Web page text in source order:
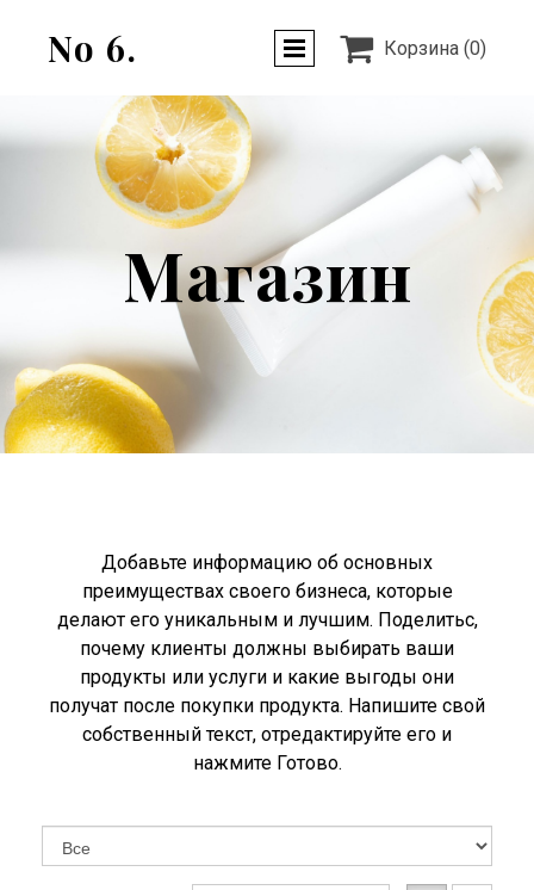
No 6.  Корзина (0)
Магазин
Добавьте информацию об основных
преимуществах своего бизнеса, которые
делают его уникальным и лучшим. Поделитьс,
почему клиенты должны выбирать ваши
продукты или услуги и какие выгоды они
получат после покупки продукта. Напишите свой
собственный текст, отредактируйте его и
нажмите Готово.